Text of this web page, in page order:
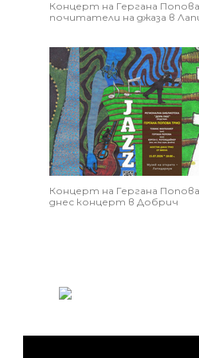
Концерт на Гергана
почитатели на джаза в
Концерт на Гергана
днес концерт в Добрич